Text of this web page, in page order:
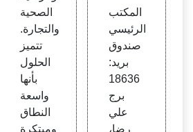
الصحية
والتجارة.
تتميز
الحلول
بأنها
واسعة
النطاق
ومبتكرة
المكتب
الرئيسي
صندوق
بريد:
18636
برج
علي
رضا،